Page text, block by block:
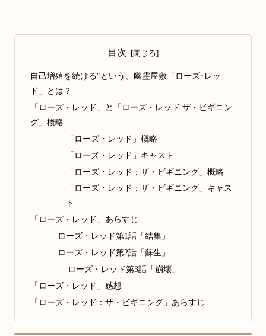
目次
自己増殖を続ける″という、幽霊屋敷「ローズ･レッ
ド」とは？
「ローズ・レッド」と「ローズ・レッド ザ・ビギニン
グ」概略
「ローズ・レッド」概略
「ローズ・レッド」キャスト
「ローズ・レッド：ザ・ビギニング」概略
「ローズ・レッド：ザ・ビギニング」キャス
ト
「ローズ・レッド」あらすじ
ローズ・レッド第1話「結集」
ローズ・レッド第2話「蘇生」
ローズ・レッド第3話「崩壊」
「ローズ・レッド」感想
「ローズ・レッド：ザ・ビギニング」あらすじ